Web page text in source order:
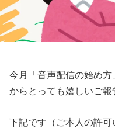
今月「音声配信の始め
からとっても嬉しいご報
下記です（ご本人の許可